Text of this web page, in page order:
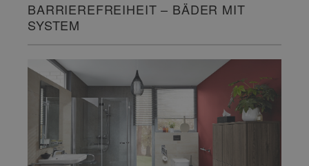
BARRIEREFREIHEIT – BÄDER MIT
SYSTEM